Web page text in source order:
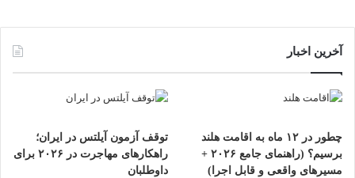
آخرین اخبار
چطور در ۱۲ ماه به اقامت هلند
برسیم؟ (راهنمای جامع ۲۰۲۶ +
مسیرهای واقعی و قابل اجرا)
توقف آزمون آیلتس در ایران؛
راهکارهای مهاجرت در ۲۰۲۶ برای
داوطلبان